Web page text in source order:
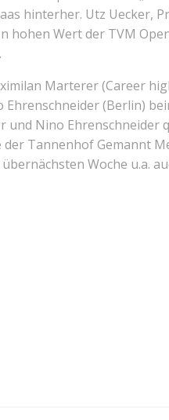
hinterher. Utz Uecker,
Wert der TVM
Marterer (Career
(Berlin)
und Nino Ehrenschneider
Tannenhof Gemannt
Woche u.a.